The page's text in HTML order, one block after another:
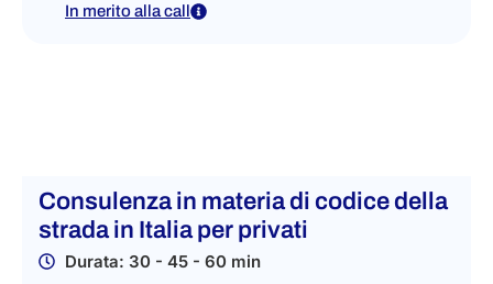
In merito alla call
Consulenza in materia di codice della
strada in Italia per privati
Durata: 30 - 45 - 60 min